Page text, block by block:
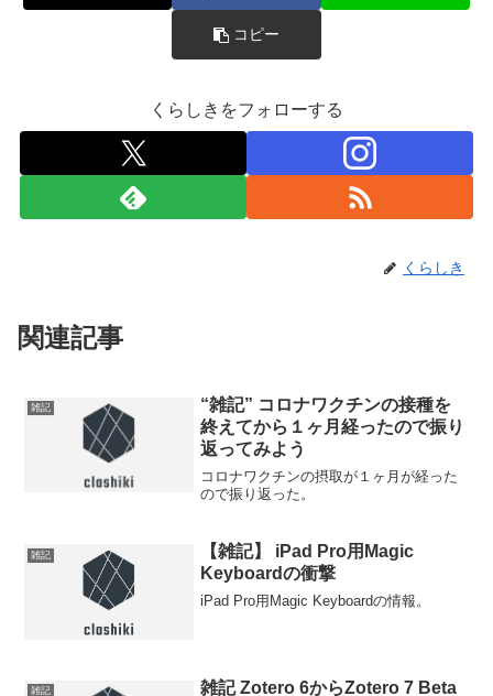
コピー
くらしきをフォローする
くらしき
関連記事
雑記
“雑記” コロナワクチンの接種を
終えてから１ヶ月経ったので振り
返ってみよう
コロナワクチンの摂取が１ヶ月が経った
ので振り返った。
雑記
【雑記】 iPad Pro用Magic
Keyboardの衝撃
iPad Pro用Magic Keyboardの情報。
雑記
雑記 Zotero 6からZotero 7 Beta